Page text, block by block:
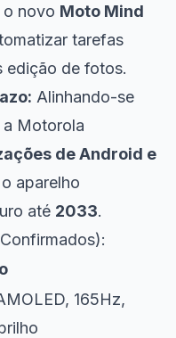
o novo Moto Mind
tarefas
edição de fotos.
Alinhando-se
a Motorola
de Android e
aparelho
até 2033.
165Hz,